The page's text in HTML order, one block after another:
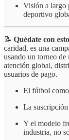
Visión a largo
deportivo
📝 Quédate con
caridad, es una
usando un torneo
atención global,
usuarios de pago.
El fútbol
La
Y el modelo
industria, no